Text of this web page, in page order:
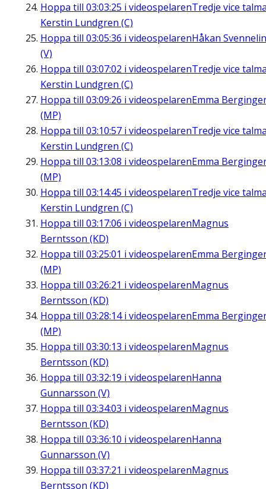
Hoppa till 03:03:25 i videospelarenTredje vice
Kerstin Lundgren (C)
Hoppa till 03:05:36 i videospelarenHåkan
(V)
Hoppa till 03:07:02 i videospelarenTredje vice
Kerstin Lundgren (C)
Hoppa till 03:09:26 i videospelarenEmma
(MP)
Hoppa till 03:10:57 i videospelarenTredje vice
Kerstin Lundgren (C)
Hoppa till 03:13:08 i videospelarenEmma
(MP)
Hoppa till 03:14:45 i videospelarenTredje vice
Kerstin Lundgren (C)
Hoppa till 03:17:06 i videospelarenMagnus
Berntsson (KD)
Hoppa till 03:25:01 i videospelarenEmma
(MP)
Hoppa till 03:26:21 i videospelarenMagnus
Berntsson (KD)
Hoppa till 03:28:14i videospelarenEmma
(MP)
Hoppa till 03:30:13 i videospelarenMagnus
Berntsson (KD)
Hoppa till 03:32:19 i videospelarenHanna
Gunnarsson (V)
Hoppa till 03:34:03 i videospelarenMagnus
Berntsson (KD)
Hoppa till 03:36:10 i videospelarenHanna
Gunnarsson (V)
Hoppa till 03:37:21 i videospelarenMagnus
Berntsson (KD)